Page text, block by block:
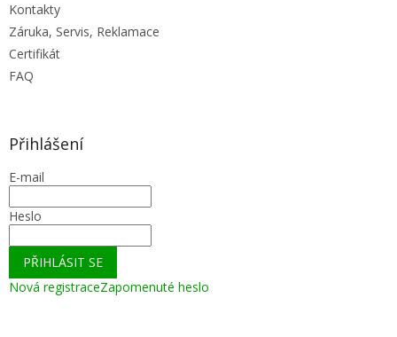
Kontakty
Záruka, Servis, Reklamace
Certifikát
FAQ
Přihlášení
E-mail
Heslo
PŘIHLÁSIT SE
Nová registraceZapomenuté heslo